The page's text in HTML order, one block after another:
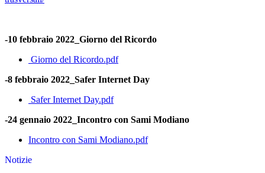
-10 febbraio 2022_Giorno del Ricordo
Giorno del Ricordo.pdf
-8 febbraio 2022_Safer Internet Day
Safer Internet Day.pdf
-24 gennaio 2022_Incontro con Sami Modiano
Incontro con Sami Modiano.pdf
Notizie